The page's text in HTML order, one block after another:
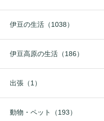
伊豆の生活（1038）
伊豆高原の生活（186）
出張（1）
動物・ペット（193）